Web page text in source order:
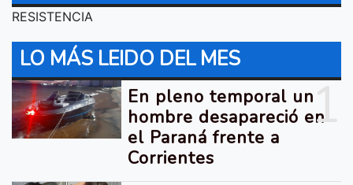
RESISTENCIA
LO MÁS LEIDO DEL MES
1
En pleno temporal un
hombre desapareció en
el Paraná frente a
Corrientes